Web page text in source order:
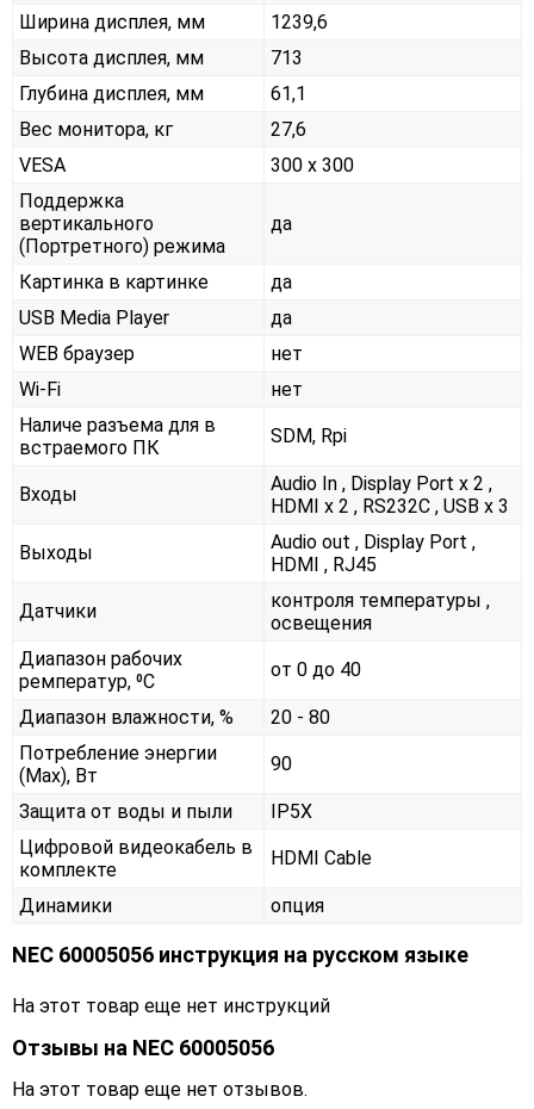
Ширина дисплея, мм
1239,6
Высота дисплея, мм
713
Глубина дисплея, мм
61,1
Вес монитора, кг
27,6
VESA
300 x 300
Поддержка
вертикального
(Портретного) режима
да
Картинка в картинке
да
USB Media Player
да
WEB браузер
нет
Wi-Fi
нет
Наличе разъема для в
встраемого ПК
SDM, Rpi
Входы
Audio In , Display Port x 2 ,
HDMI x 2 , RS232С , USB x 3
Выходы
Audio out , Display Port ,
HDMI , RJ45
Датчики
контроля температуры ,
освещения
Диапазон рабочих
ремператур, ⁰С
от 0 до 40
Диапазон влажности, %
20 - 80
Потребление энергии
(Max), Вт
90
Защита от воды и пыли
IP5X
Цифровой видеокабель в
комплекте
HDMI Cable
Динамики опция
NEC 60005056 инструкция на русском языке
На этот товар еще нет инструкций
Отзывы на NEC 60005056
На этот товар еще нет отзывов.